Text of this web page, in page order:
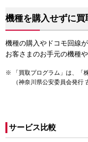
機種を購入せずに買
機種の購入やドコモ回線
お客さまのお手元の機種
「買取プログラム」は、「
（神奈川県公安委員会発行
サービス比較